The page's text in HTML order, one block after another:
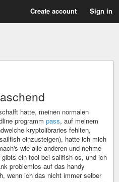
Create account Sign in
hatte, meinen normalen
programm pass, auf meinem
kryptolibraries fehlten,
einzusteigen), hatte ich mich
wie alle anderen und nehme
gibts ein tool bei sailfish os, und ich
problemlos auf das handy
wenn ich das nicht immer selber